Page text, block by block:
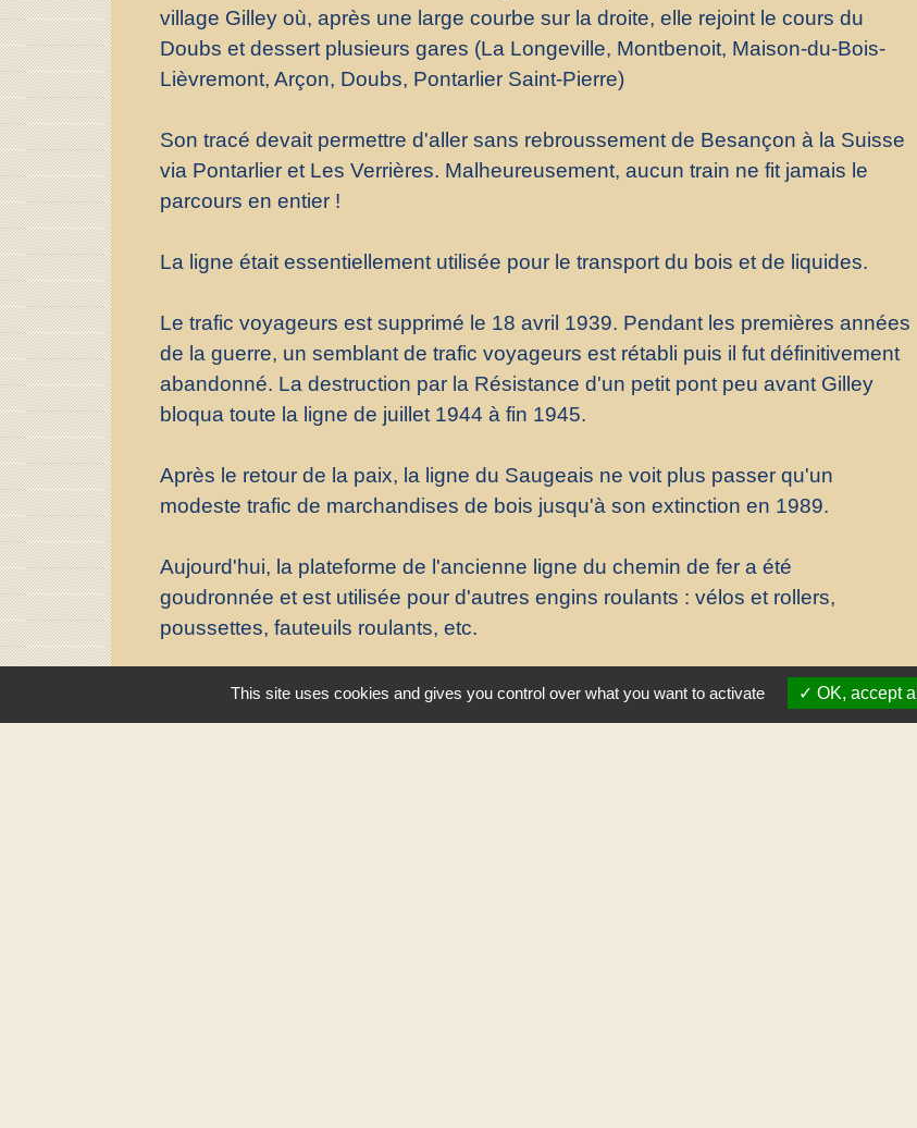
village Gilley où, après une large courbe sur la droite, elle rejoint le cours du
Doubs et dessert plusieurs gares (La Longeville, Montbenoit, Maison-du-Bois-
Lièvremont, Arçon, Doubs, Pontarlier Saint-Pierre)
Son tracé devait permettre d'aller sans rebroussement de Besançon à la Suisse
via Pontarlier et Les Verrières. Malheureusement, aucun train ne fit jamais le
parcours en entier !
La ligne était essentiellement utilisée pour le transport du bois et de liquides.
Le trafic voyageurs est supprimé le 18 avril 1939. Pendant les premières années
de la guerre, un semblant de trafic voyageurs est rétabli puis il fut définitivement
abandonné. La destruction par la Résistance d'un petit pont peu avant Gilley
bloqua toute la ligne de juillet 1944 à fin 1945.
Après le retour de la paix, la ligne du Saugeais ne voit plus passer qu'un
modeste trafic de marchandises de bois jusqu'à son extinction en 1989.
Aujourd'hui, la plateforme de l'ancienne ligne du chemin de fer a été
goudronnée et est utilisée pour d'autres engins roulants : vélos et rollers,
poussettes, fauteuils roulants, etc.
This site uses cookies and gives you control over what you want to activate OK, accept all